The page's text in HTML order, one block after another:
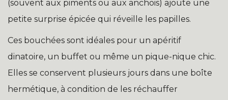
(souvent aux piments ou aux anchois) ajoute une
petite surprise épicée qui réveille les papilles.
Ces bouchées sont idéales pour un apéritif
dinatoire, un buffet ou même un pique-nique chic.
Elles se conservent plusieurs jours dans une boîte
hermétique, à condition de les réchauffer